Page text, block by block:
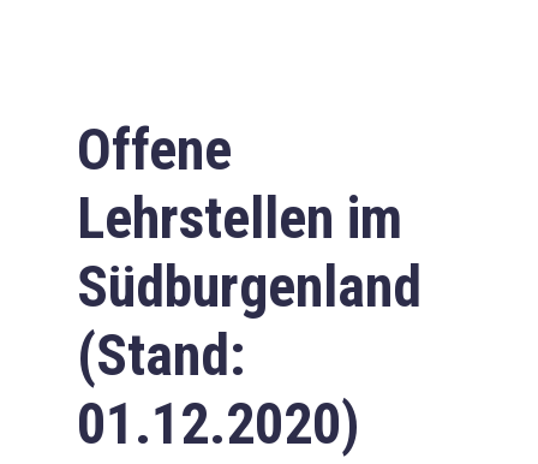
Offene
Lehrstellen im
Südburgenland
(Stand:
01.12.2020)